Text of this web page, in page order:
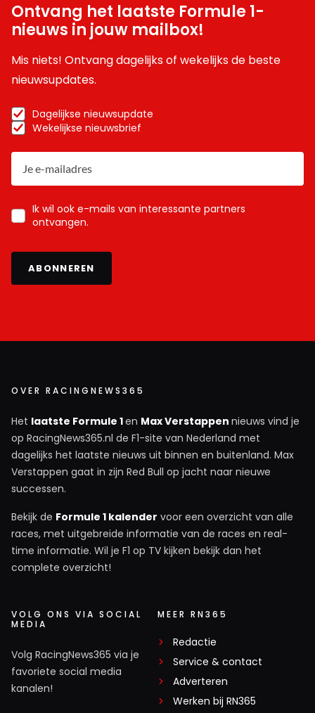
Ontvang het laatste Formule 1-
nieuws in jouw mailbox!
Mis niets! Ontvang dagelijks of wekelijks de beste
nieuwsupdates.
Dagelijkse nieuwsupdate
Wekelijkse nieuwsbrief
Ik wil ook e-mails van interessante partners
ontvangen.
ABONNEREN
OVER RACINGNEWS365
Het laatste Formule 1en Max Verstappen nieuws vind je
op RacingNews365.nl de F1-site van Nederland met
dagelijks het laatste nieuws uit binnen en buitenland. Max
Verstappen gaat in zijn Red Bull op jacht naar nieuwe
successen.
Bekijk de Formule 1 kalender voor een overzicht van alle
races, met uitgebreide informatie van de races en real-
time informatie. Wil je F1 op TV kijken bekijk dan het
complete overzicht!
VOLG ONS VIA SOCIAL
MEDIA
Volg RacingNews365 via je
favoriete social media
kanalen!
MEER RN365
Redactie
Service & contact
Adverteren
Werken bij RN365